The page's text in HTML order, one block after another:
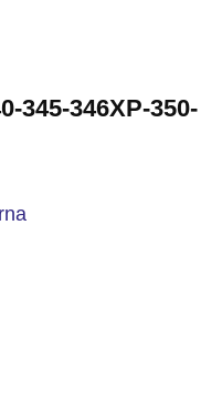
345-346XP-350-